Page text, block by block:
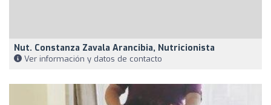
Nut. Constanza Zavala Arancibia, Nutricionista
Ver información y datos de contacto